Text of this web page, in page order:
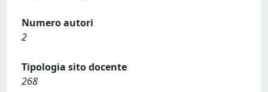
Numero autori
2
Tipologia sito docente
268